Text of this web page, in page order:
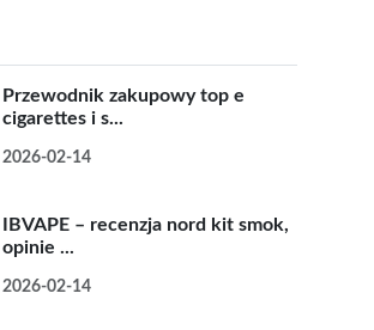
Przewodnik zakupowy top e
cigarettes i s...
2026-02-14
IBVAPE – recenzja nord kit smok,
opinie ...
2026-02-14